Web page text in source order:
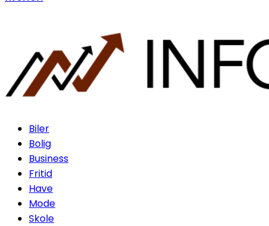
Biler
Bolig
Business
Fritid
Have
Mode
Skole